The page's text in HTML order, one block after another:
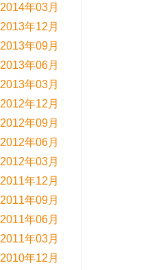
2014年03月
2013年12月
2013年09月
2013年06月
2013年03月
2012年12月
2012年09月
2012年06月
2012年03月
2011年12月
2011年09月
2011年06月
2011年03月
2010年12月